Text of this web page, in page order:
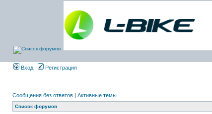
Вход Регистрация
Сообщения без ответов | Активные темы
Список форумов